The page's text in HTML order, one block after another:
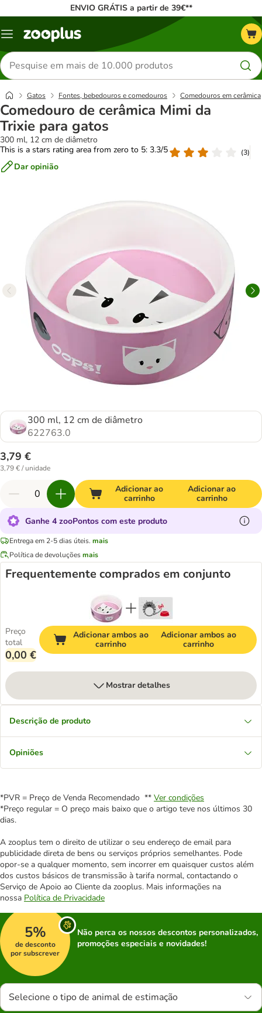
ENVIO GRÁTIS a partir de 39€**
Menu
Pesquisar
produtos
Gatos Fontes, bebedouros e comedouros Comedouros em cerâmica
Comedouro de cerâmica Mimi da
Trixie para gatos
300 ml, 12 cm de diâmetro
This is a stars rating area from zero to 5: 3.3/5
(3)
Dar opinião
300 ml, 12 cm de diâmetro
622763.0
3,79 €
3,79 € / unidade
Adicionar ao
carrinho
Adicionar ao
carrinho
Ganhe 4 zooPontos com este produto
Entrega em 2-5 dias úteis. mais
Política de devoluçõesmais
Frequentemente comprados em conjunto
Preço
total
0,00 €
Adicionar ambos ao
carrinho
Adicionar ambos ao
carrinho
Mostrar detalhes
Descrição de produto
Opiniões
*PVR = Preço de Venda Recomendado ** Ver condições
*Preço regular = O preço mais baixo que o artigo teve nos últimos 30
dias.
A zooplus tem o direito de utilizar o seu endereço de email para
publicidade direta de bens ou serviços próprios semelhantes. Pode
opor-se a qualquer momento, sem incorrer em quaisquer custos além
dos custos básicos de transmissão à tarifa normal, contactando o
Serviço de Apoio ao Cliente da zooplus. Mais informações na
nossa Política de Privacidade
5%
de desconto
por subscrever
Não perca os nossos descontos personalizados,
promoções especiais e novidades!
Selecione o tipo de animal de estimação